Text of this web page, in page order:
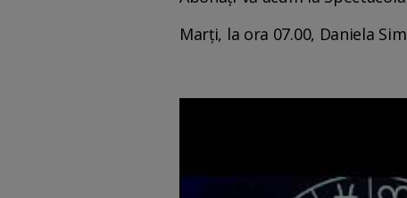
Marți, la ora 07.00, Daniela